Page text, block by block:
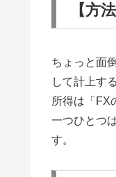
【方
ちょっと面
して計上す
所得は「FX
一つひとつ
す。